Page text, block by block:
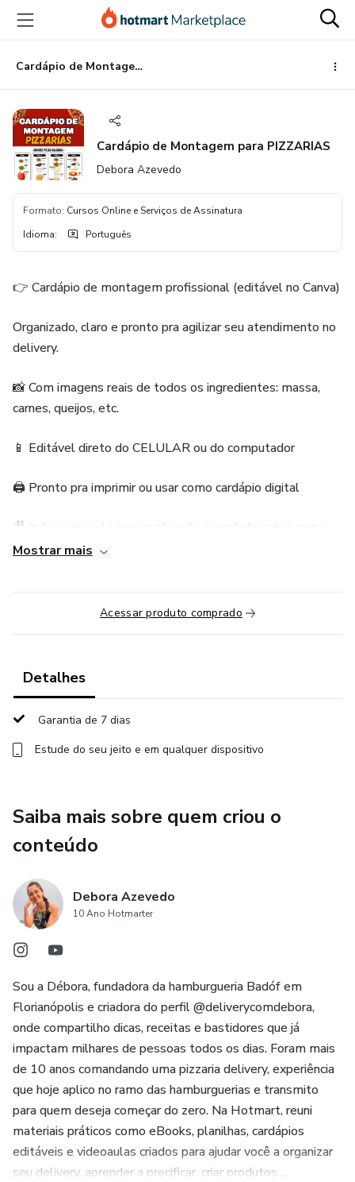
para
conteúdo
principal
para
pagamento
para
rodapé
Cardápio de Montagem para PIZZARIAS
Cardápio de Montagem para PIZZARIAS
Debora Azevedo
Formato: Cursos Online e Serviços de Assinatura
Idioma: Português
👉 Cardápio de montagem profissional (editável no Canva)
Organizado, claro e pronto pra agilizar seu atendimento no
delivery.
📸 Com imagens reais de todos os ingredientes: massa,
carnes, queijos, etc.
📱 Editável direto do CELULAR ou do computador
🖨️ Pronto pra imprimir ou usar como cardápio digital
🎥 Inclui videoaula com explicação completa sobre como
usar e editar!
Mostrar mais
Acessar produto comprado
Detalhes
Garantia de 7 dias
Estude do seu jeito e em qualquer dispositivo
Saiba mais sobre quem criou o
conteúdo
Debora Azevedo
10 Ano Hotmarter
Sou a Débora, fundadora da hamburgueria Badóf em
Florianópolis e criadora do perfil @deliverycomdebora,
onde compartilho dicas, receitas e bastidores que já
impactam milhares de pessoas todos os dias. Foram mais
de 10 anos comandando uma pizzaria delivery, experiência
que hoje aplico no ramo das hamburguerias e transmito
para quem deseja começar do zero. Na Hotmart, reuni
materiais práticos como eBooks, planilhas, cardápios
editáveis e videoaulas criados para ajudar você a organizar
seu delivery, aprender a precificar, criar produtos ...